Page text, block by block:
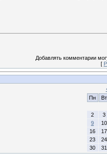
Добавлять комментарии
[
Пн
Вт
2
3
9
10
16
17
23
24
30
31